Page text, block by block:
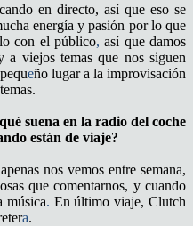
en directo, así que eso se
energía y pasión por lo que
con el público, así que damos
a viejos temas que nos siguen
eño lugar a la improvisación
suena en la radio del coche
están de viaje?
nos vemos entre semana,
que comentarnos, y cuando
música. En último viaje, Clutch
a.